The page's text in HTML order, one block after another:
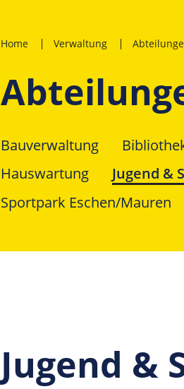
Home Verwaltung
Bauverwaltung
Hauswartung
Jugend &
Sportpark Eschen/Mauren
Jugend &